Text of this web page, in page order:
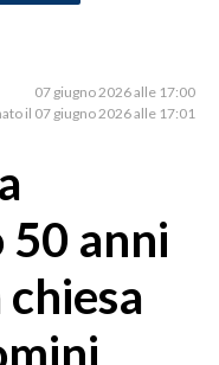
07 giugno 2026 alle 17:00
il 07 giugno 2026 alle 17:01
anni